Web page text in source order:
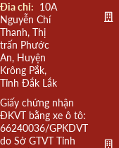
Đia chỉ: 10A
Nguyễn Chí
Thanh, Thị
trấn Phước
An, Huyện
Krông Pắk,
Tỉnh Đắk Lắk
Giấy chứng nhận
ĐKVT bằng xe ô tô:
66240036/GPKDVT
do Sở GTVT Tỉnh